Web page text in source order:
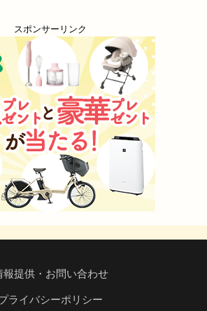
スポンサーリンク
報提供・お問い合わせ
ライバシーポリシー